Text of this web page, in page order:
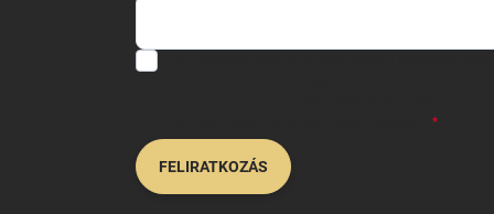
FELIRATKOZÁS